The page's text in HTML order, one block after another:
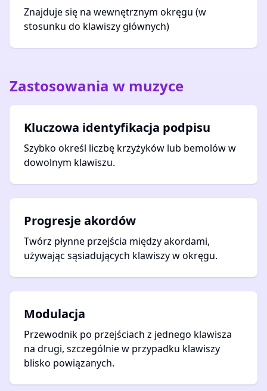
Znajduje się na wewnętrznym okręgu (w
stosunku do klawiszy głównych)
Zastosowania w muzyce
Kluczowa identyfikacja podpisu
Szybko określ liczbę krzyżyków lub bemolów w
dowolnym klawiszu.
Progresje akordów
Twórz płynne przejścia między akordami,
używając sąsiadujących klawiszy w okręgu.
Modulacja
Przewodnik po przejściach z jednego klawisza
na drugi, szczególnie w przypadku klawiszy
blisko powiązanych.